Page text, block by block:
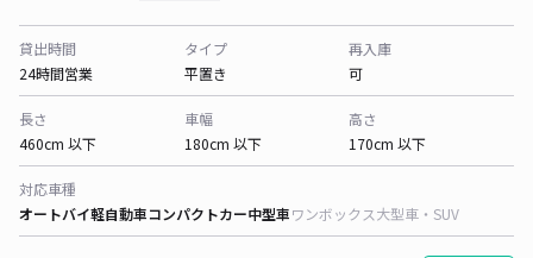
貸出時間
24時間営業
タイプ
平置き
再入庫
可
長さ
460cm 以下
車幅
180cm 以下
高さ
170cm 以下
対応車種
オートバイ軽自動車コンパクトカー中型車ワンボックス大型車・SUV